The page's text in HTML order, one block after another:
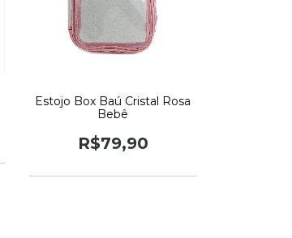
Estojo Box Baú Cristal Rosa
Bebê
R$79,90